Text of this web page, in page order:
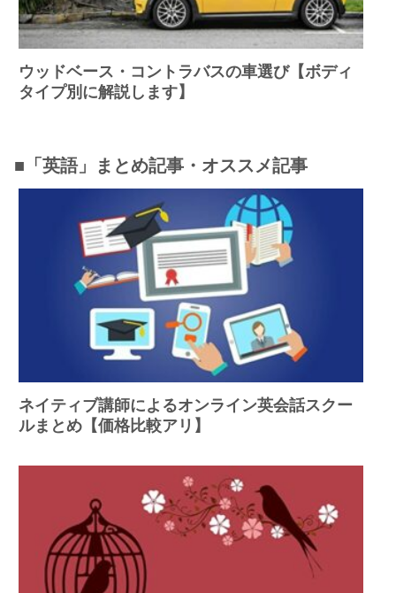
ウッドベース・コントラバスの車選び【ボディ
タイプ別に解説します】
■「英語」まとめ記事・オススメ記事
ネイティブ講師によるオンライン英会話スクー
ルまとめ【価格比較アリ】